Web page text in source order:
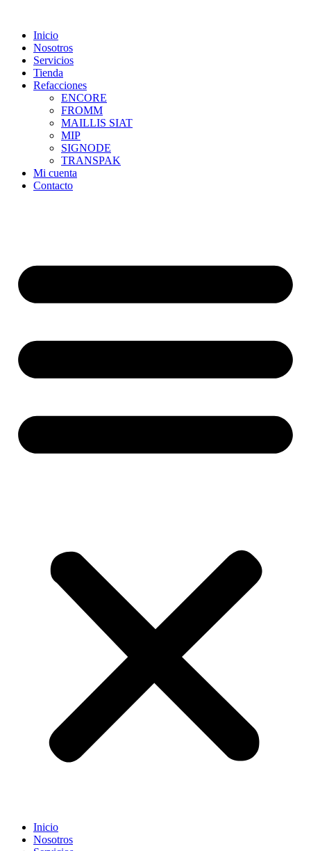
contentInicio
Nosotros
Servicios
Tienda
Refacciones
ENCORE
FROMM
MAILLIS SIAT
MIP
SIGNODE
TRANSPAK
Mi cuenta
Contacto
Inicio
Nosotros